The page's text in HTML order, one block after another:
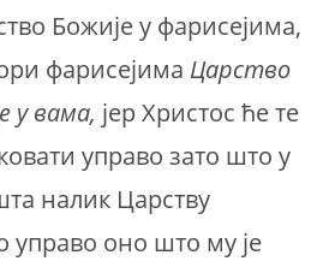
Божије у фарисејима,
фарисејима Царство
у вама, јер Христос ће те
управо зато што у
налик Царству
управо оно што му је